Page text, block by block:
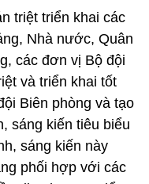
triệt triển khai các
Nhà nước, Quân
các đơn vị Bộ đội
và triển khai tốt
Biên phòng và tạo
sáng kiến tiêu biểu
sáng kiến này
phối hợp với các